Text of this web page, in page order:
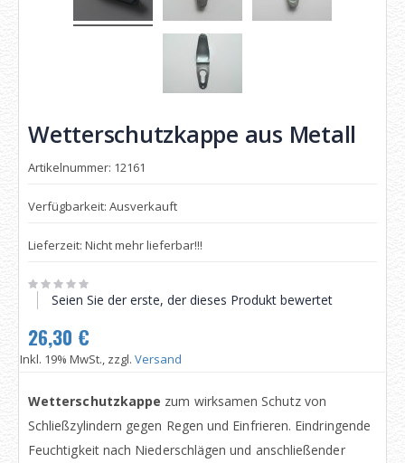
Wetterschutzkappe aus Metall
Artikelnummer: 12161
Verfügbarkeit: Ausverkauft
Lieferzeit: Nicht mehr lieferbar!!!
Seien Sie der erste, der dieses Produkt bewertet
26,30 €
Inkl. 19% MwSt., zzgl. Versand
Wetterschutzkappe zum wirksamen Schutz von
Schließzylindern gegen Regen und Einfrieren. Eindringende
Feuchtigkeit nach Niederschlägen und anschließender